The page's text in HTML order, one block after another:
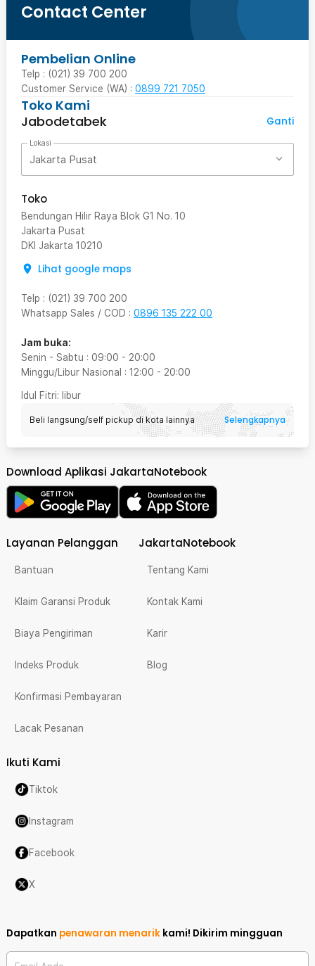
Contact Center
Pembelian Online
Telp : (021) 39 700 200
Customer Service (WA) : 0899 721 7050
Toko Kami
Jabodetabek
Ganti
Lokasi
Jakarta Pusat
Toko
Bendungan Hilir Raya Blok G1 No. 10
Jakarta Pusat
DKI Jakarta 10210
Lihat google maps
Telp : (021) 39 700 200
Whatsapp Sales / COD : 0896 135 222 00
Jam buka:
Senin - Sabtu : 09:00 - 20:00
Minggu/Libur Nasional : 12:00 - 20:00
Idul Fitri: libur
Beli langsung/self pickup di kota lainnya Selengkapnya
Download Aplikasi JakartaNotebook
Layanan Pelanggan
Bantuan
Klaim Garansi Produk
Biaya Pengiriman
Indeks Produk
Konfirmasi Pembayaran
Lacak Pesanan
JakartaNotebook
Tentang Kami
Kontak Kami
Karir
Blog
Ikuti Kami
Tiktok
Instagram
Facebook
X
Dapatkan penawaran menarik kami! Dikirim mingguan